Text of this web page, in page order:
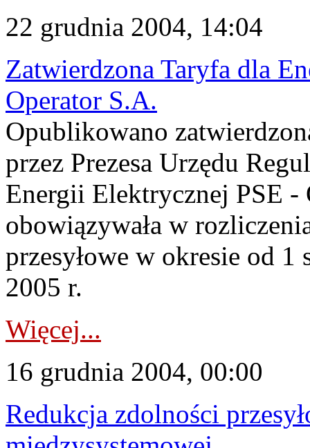
22 grudnia 2004, 14:04
Zatwierdzona Taryfa dla
Operator S.A.
Opublikowano
przez Prezesa Urzędu
Energii Elektrycznej PSE -
obowiązywała w
przesyłowe w okresie od
2005 r.
Więcej...
16 grudnia 2004, 00:00
Redukcja zdolności